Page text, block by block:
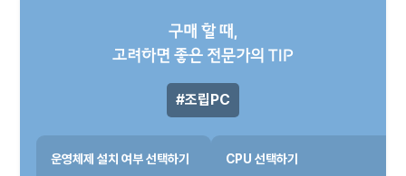
구매 할 때,
고려하면 좋은 전문가의 TIP
조립PC
운영체제 설치 여부 선택하기
CPU 선택하기